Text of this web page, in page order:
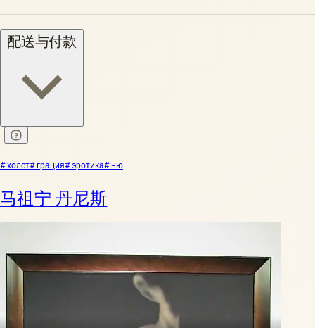
配送与付款
# холст# грация# эротика# ню
马祖宁 丹尼斯